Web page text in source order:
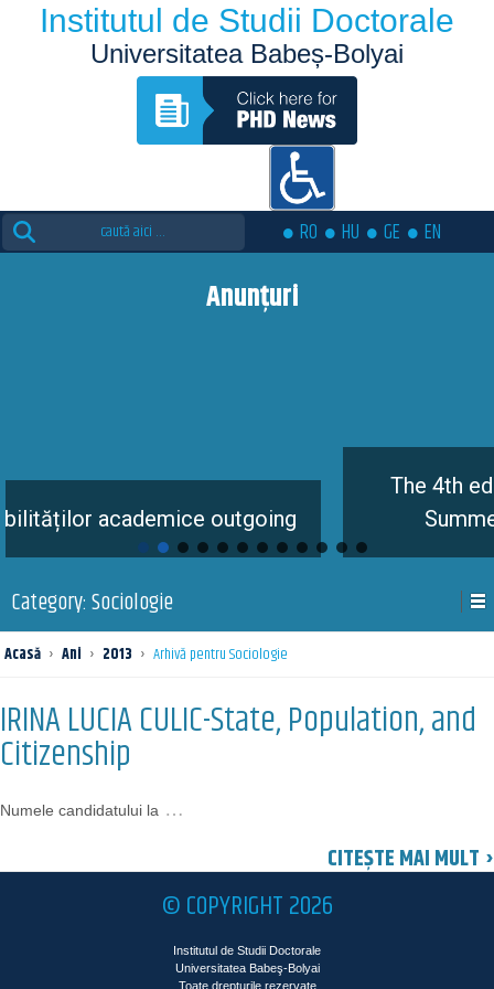
Institutul de Studii Doctorale
Universitatea Babeș-Bolyai
Search
for:
RO HU GE EN
Anunțuri
academice outgoing
The 4th edition of
Summer
Category:Sociologie
Acasă › Ani › 2013 › Arhivă pentru Sociologie
IRINA LUCIA CULIC-State, Population, and
Citizenship
Numele candidatului la …
CITEȘTE MAI MULT ›
© COPYRIGHT 2026
Institutul de Studii Doctorale
Universitatea Babeş-Bolyai
Toate drepturile rezervate